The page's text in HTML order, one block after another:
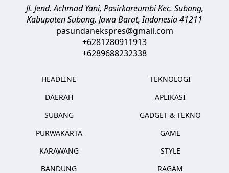
Jl. Jend. Achmad Yani, Pasirkareumbi Kec. Subang,
Kabupaten Subang, Jawa Barat,Indonesia41211
pasundanekspres@gmail.com
+6281280911913
+6289688232338
HEADLINE
DAERAH
SUBANG
PURWAKARTA
KARAWANG
BANDUNG
TEKNOLOGI
APLIKASI
GADGET & TEKNO
GAME
STYLE
RAGAM